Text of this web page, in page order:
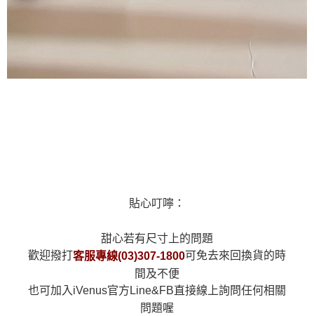
貼心叮嚀：
甜心若有尺寸上的問題
歡迎撥打客服專線(03)307-1800可免去來回換貨的時
間及不便
也可加入iVenus官方Line&FB直接線上詢問任何相關
問題喔